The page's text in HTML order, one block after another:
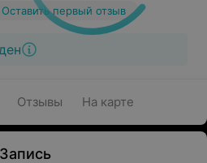
Оставить первый отзыв
Отзывы На карте
Запись